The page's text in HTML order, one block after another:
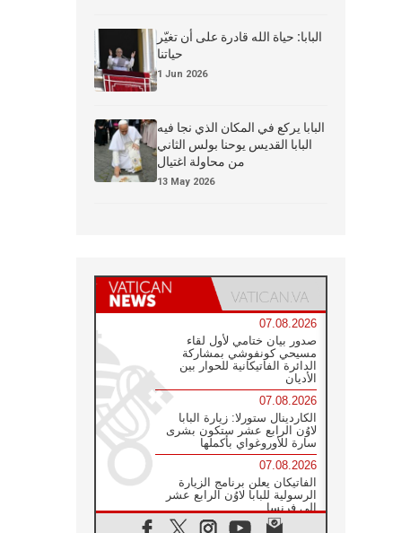
البابا: حياة الله قادرة على أن تغيّر
حياتنا
1 Jun 2026
البابا يركع في المكان الذي نجا فيه
البابا القديس يوحنا بولس الثاني
من محاولة اغتيال
13 May 2026
07.08.2026
صدور بيان ختامي لأول لقاء
مسيحي كونفوشي بمشاركة
الدائرة الفاتيكانية للحوار بين
الأديان
07.08.2026
الكاردينال ستورلا: زيارة البابا
لاوُن الرابع عشر ستكون بشرى
سارة للأوروغواي بأكملها
07.08.2026
الفاتيكان يعلن برنامج الزيارة
الرسولية للبابا لاوُن الرابع عشر
إلى فرنسا
07.08.2026